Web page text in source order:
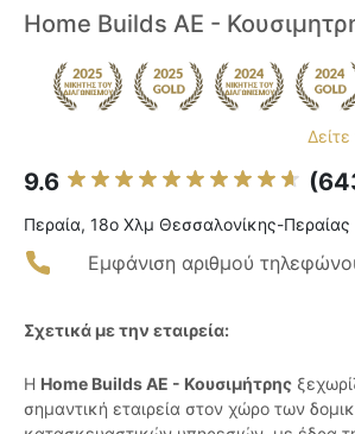
Home Builds AE -
9.6
Περαία, 18ο Χλμ Θεσσαλονίκης-Περαίας
Εμφάνιση αριθμού
Σχετικά με την εταιρεία:
Η Home Builds ΑΕ - Κουσιμήτρης
σημαντική εταιρεία στον χώρο των